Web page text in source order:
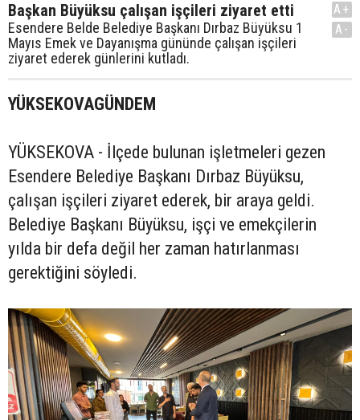
Başkan Büyüksu çalışan işçileri ziyaret etti
Esendere Belde Belediye Başkanı Dırbaz Büyüksu 1
Mayıs Emek ve Dayanışma gününde çalışan işçileri
ziyaret ederek günlerini kutladı.
A+
A-
YÜKSEKOVAGÜNDEM
YÜKSEKOVA - İlçede bulunan işletmeleri gezen
Esendere Belediye Başkanı Dırbaz Büyüksu,
çalışan işçileri ziyaret ederek, bir araya geldi.
Belediye Başkanı Büyüksu, işçi ve emekçilerin
yılda bir defa değil her zaman hatırlanması
gerektiğini söyledi.